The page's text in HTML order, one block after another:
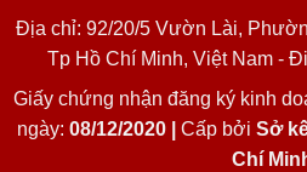
Địa chỉ: 92/20/5 Vườn Lài,
Tp Hồ Chí Minh, Việt Nam -
Giấy chứng nhận đăng ký kinh
ngày: 08/12/2020 | Cấp bởi Sở
Chí